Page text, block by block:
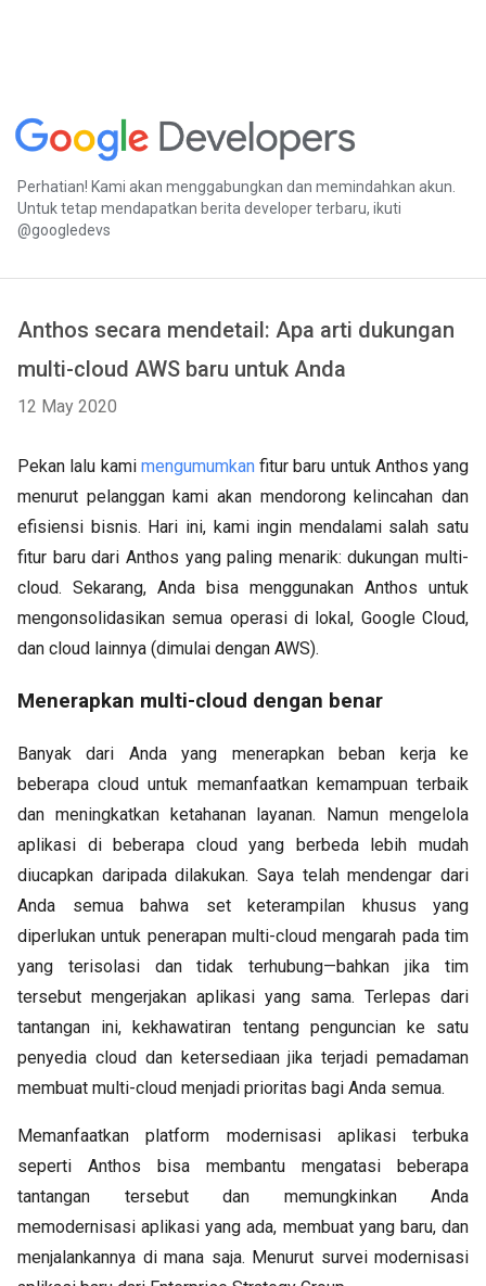
Perhatian! Kami akan menggabungkan dan memindahkan akun.
Untuk tetap mendapatkan berita developer terbaru, ikuti
@googledevs
Anthos secara mendetail: Apa arti dukungan
multi-cloud AWS baru untuk Anda
12 May 2020
Pekan lalu kami mengumumkanfitur baru untuk Anthos yang
menurut pelanggan kami akan mendorong kelincahan dan
efisiensi bisnis. Hari ini, kami ingin mendalami salah satu
fitur baru dari Anthos yang paling menarik: dukungan multi-
cloud. Sekarang, Anda bisa menggunakan Anthos untuk
mengonsolidasikan semua operasi di lokal, Google Cloud,
dan cloud lainnya (dimulai dengan AWS).
Menerapkan multi-cloud dengan benar
Banyak dari Anda yang menerapkan beban kerja ke
beberapa cloud untuk memanfaatkan kemampuan terbaik
dan meningkatkan ketahanan layanan. Namun mengelola
aplikasi di beberapa cloud yang berbeda lebih mudah
diucapkan daripada dilakukan. Saya telah mendengar dari
Anda semua bahwa set keterampilan khusus yang
diperlukan untuk penerapan multi-cloud mengarah pada tim
yang terisolasi dan tidak terhubung—bahkan jika tim
tersebut mengerjakan aplikasi yang sama. Terlepas dari
tantangan ini, kekhawatiran tentang penguncian ke satu
penyedia cloud dan ketersediaan jika terjadi pemadaman
membuat multi-cloud menjadi prioritas bagi Anda semua.
Memanfaatkan platform modernisasi aplikasi terbuka
seperti Anthos bisa membantu mengatasi beberapa
tantangan tersebut dan memungkinkan Anda
memodernisasi aplikasi yang ada, membuat yang baru, dan
menjalankannya di mana saja. Menurut survei modernisasi